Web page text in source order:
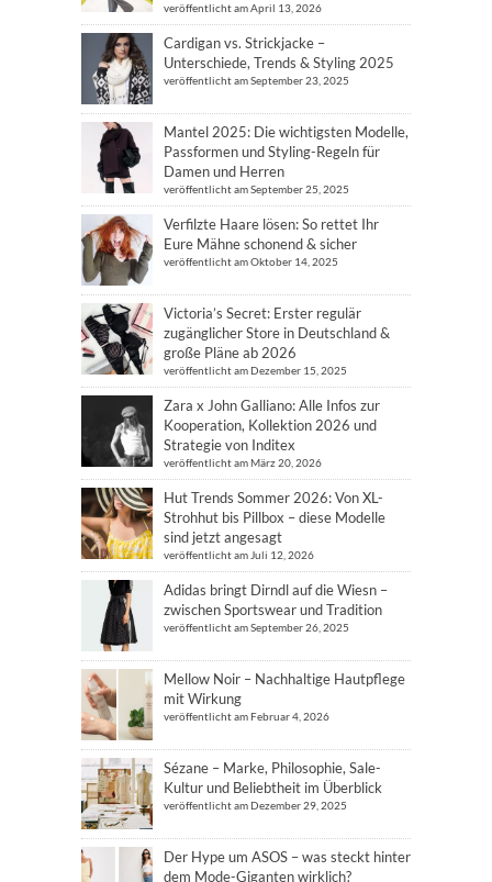
veröffentlicht am April 13, 2026
Cardigan vs. Strickjacke –
Unterschiede, Trends & Styling 2025
veröffentlicht am September 23, 2025
Mantel 2025: Die wichtigsten Modelle,
Passformen und Styling-Regeln für
Damen und Herren
veröffentlicht am September 25, 2025
Verfilzte Haare lösen: So rettet Ihr
Eure Mähne schonend & sicher
veröffentlicht am Oktober 14, 2025
Victoria’s Secret: Erster regulär
zugänglicher Store in Deutschland &
große Pläne ab 2026
veröffentlicht am Dezember 15, 2025
Zara x John Galliano: Alle Infos zur
Kooperation, Kollektion 2026 und
Strategie von Inditex
veröffentlicht am März 20, 2026
Hut Trends Sommer 2026: Von XL-
Strohhut bis Pillbox – diese Modelle
sind jetzt angesagt
veröffentlicht am Juli 12, 2026
Adidas bringt Dirndl auf die Wiesn –
zwischen Sportswear und Tradition
veröffentlicht am September 26, 2025
Mellow Noir – Nachhaltige Hautpflege
mit Wirkung
veröffentlicht am Februar 4, 2026
Sézane – Marke, Philosophie, Sale-
Kultur und Beliebtheit im Überblick
veröffentlicht am Dezember 29, 2025
Der Hype um ASOS – was steckt hinter
dem Mode-Giganten wirklich?